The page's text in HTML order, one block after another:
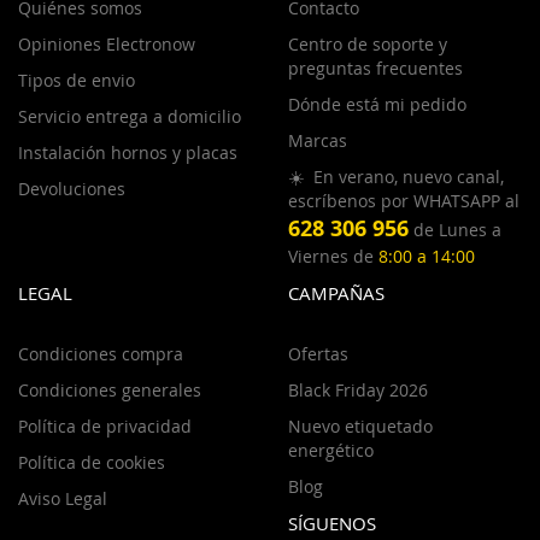
Quiénes somos
Opiniones Electronow
Tipos de envio
Servicio entrega a domicilio
Instalación hornos y placas
Devoluciones
Contacto
Centro de soporte y
preguntas frecuentes
Dónde está mi pedido
Marcas
☀️ En verano, nuevo canal,
escríbenos por WHATSAPP al
628 306 956 de Lunes a
Viernes de 8:00 a 14:00
LEGAL
Condiciones compra
Condiciones generales
Política de privacidad
Política de cookies
Aviso Legal
CAMPAÑAS
Ofertas
Black Friday 2026
Nuevo etiquetado
energético
Blog
SÍGUENOS